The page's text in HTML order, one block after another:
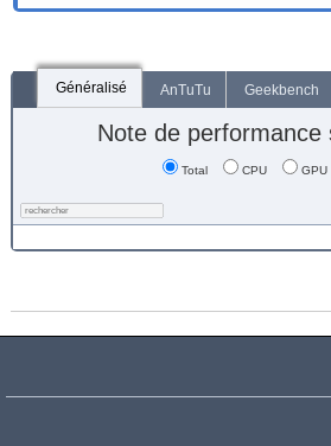
Généralisé AnTuTu Geekbench
Note de performance
Total CPU GPU